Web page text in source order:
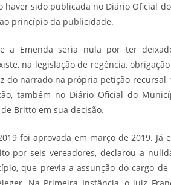
haver sido publicada no Diário Oficial
princípio da publicidade.
a Emenda seria nula por ter
na legislação de regência,
do narrado na própria petição
também no Diário Oficial do
Britto em sua decisão.
foi aprovada em março de 2019.
por seis vereadores, declarou a
que previa a assunção do cargo